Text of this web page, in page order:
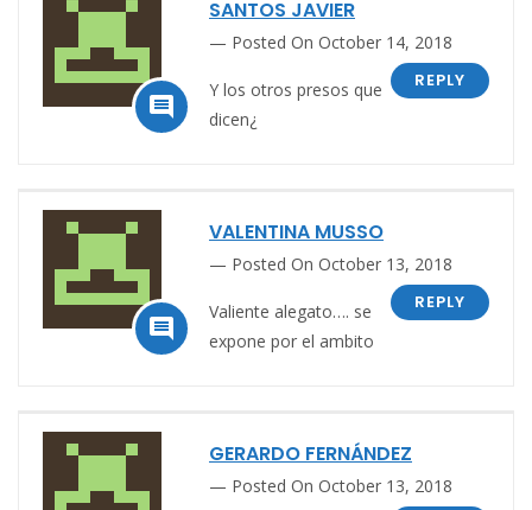

SANTOS JAVIER
Posted On October 14, 2018
REPLY
Y los otros presos que
dicen¿

VALENTINA MUSSO
Posted On October 13, 2018
REPLY
Valiente alegato…. se
expone por el ambito
GERARDO FERNÁNDEZ
Posted On October 13, 2018